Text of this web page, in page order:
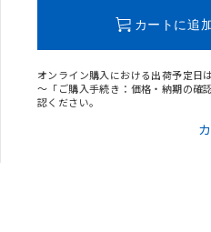
カートに追
オンライン購入における出荷予定日
～「ご購入手続き：価格・納期の確
認ください。